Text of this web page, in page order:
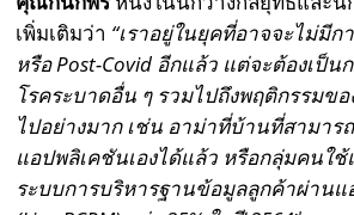
เพิ่มเติมว่า “เราอยู่ในยุคที่อาจจะไม่มีก
หรือPost-Covid อีกแล้ว แต่จะต้องเป็น
โรคระบาดอื่น ๆ รวมไปถึงพฤติกรรมข
ไปอย่างมาก เช่น อาม่าที่บ้านที่สามาร
แอปพลิเคชันเองได้แล้ว หรือกลุ่มคนใช้
ระบบการบริหารฐานข้อมูลลูกค้าผ่าน